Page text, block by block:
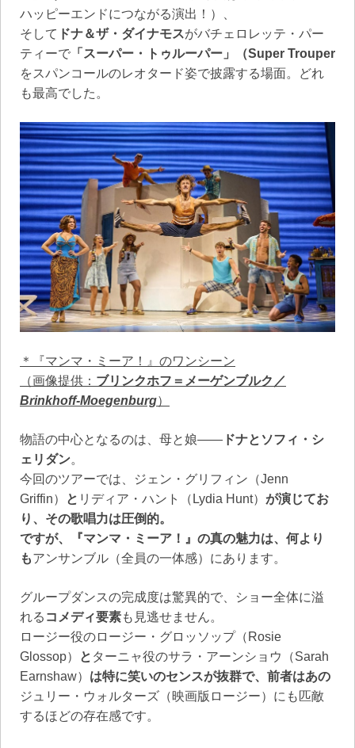
ハッピーエンドにつながる演出！）、
そして ドナ＆ザ・ダイナモスがバチェロレッテ・パー
ティーで 「スーパー・トゥルーパー」（Super Trouper
をスパンコールのレオタード姿で披露する場面。どれ
も最高でした。
＊『マンマ・ミーア！』のワンシーン
（画像提供： ブリンクホフ＝メーゲンブルク／
Brinkhoff-Moegenburg）
物語の中心となるのは、母と娘―― ドナとソフィ・シ
ェリダン。
今回のツアーでは、ジェン・グリフィン（Jenn
Griffin）
と リディア・ハント（Lydia Hunt） が演じてお
り、その歌唱力は圧倒的。
ですが、『マンマ・ミーア！』の真の魅力は、何より
もアンサンブル（全員の一体感）にあります。
グループダンスの完成度は驚異的で、ショー全体に溢
れる コメディ要素も見逃せません。
ロージー役のロージー・グロッソップ（Rosie
Glossop）
と ターニャ役のサラ・アーンショウ（Sarah
Earnshaw） は特に笑いのセンスが抜群で、前者はあの
ジュリー・ウォルターズ（映画版ロージー）にも匹敵
するほどの存在感です。